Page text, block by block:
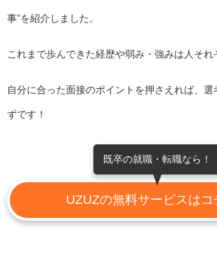
事”を紹介しました。
これまで歩んできた経歴や弱み・強みは人それ
自分に合った面接のポイントを押さえれば、
ずです！
既卒の就職・転職なら！
UZUZの無料サービスはコ